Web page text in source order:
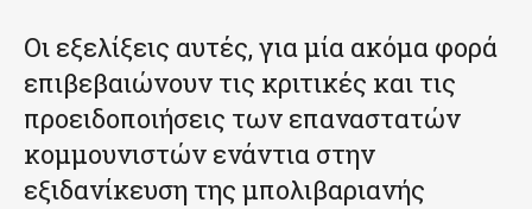
Οι εξελίξεις αυτές, για μία ακόμα φορά
επιβεβαιώνουν τις κριτικές και τις
προειδοποιήσεις των επαναστατών
κομμουνιστών ενάντια στην
εξιδανίκευση της μπολιβαριανής